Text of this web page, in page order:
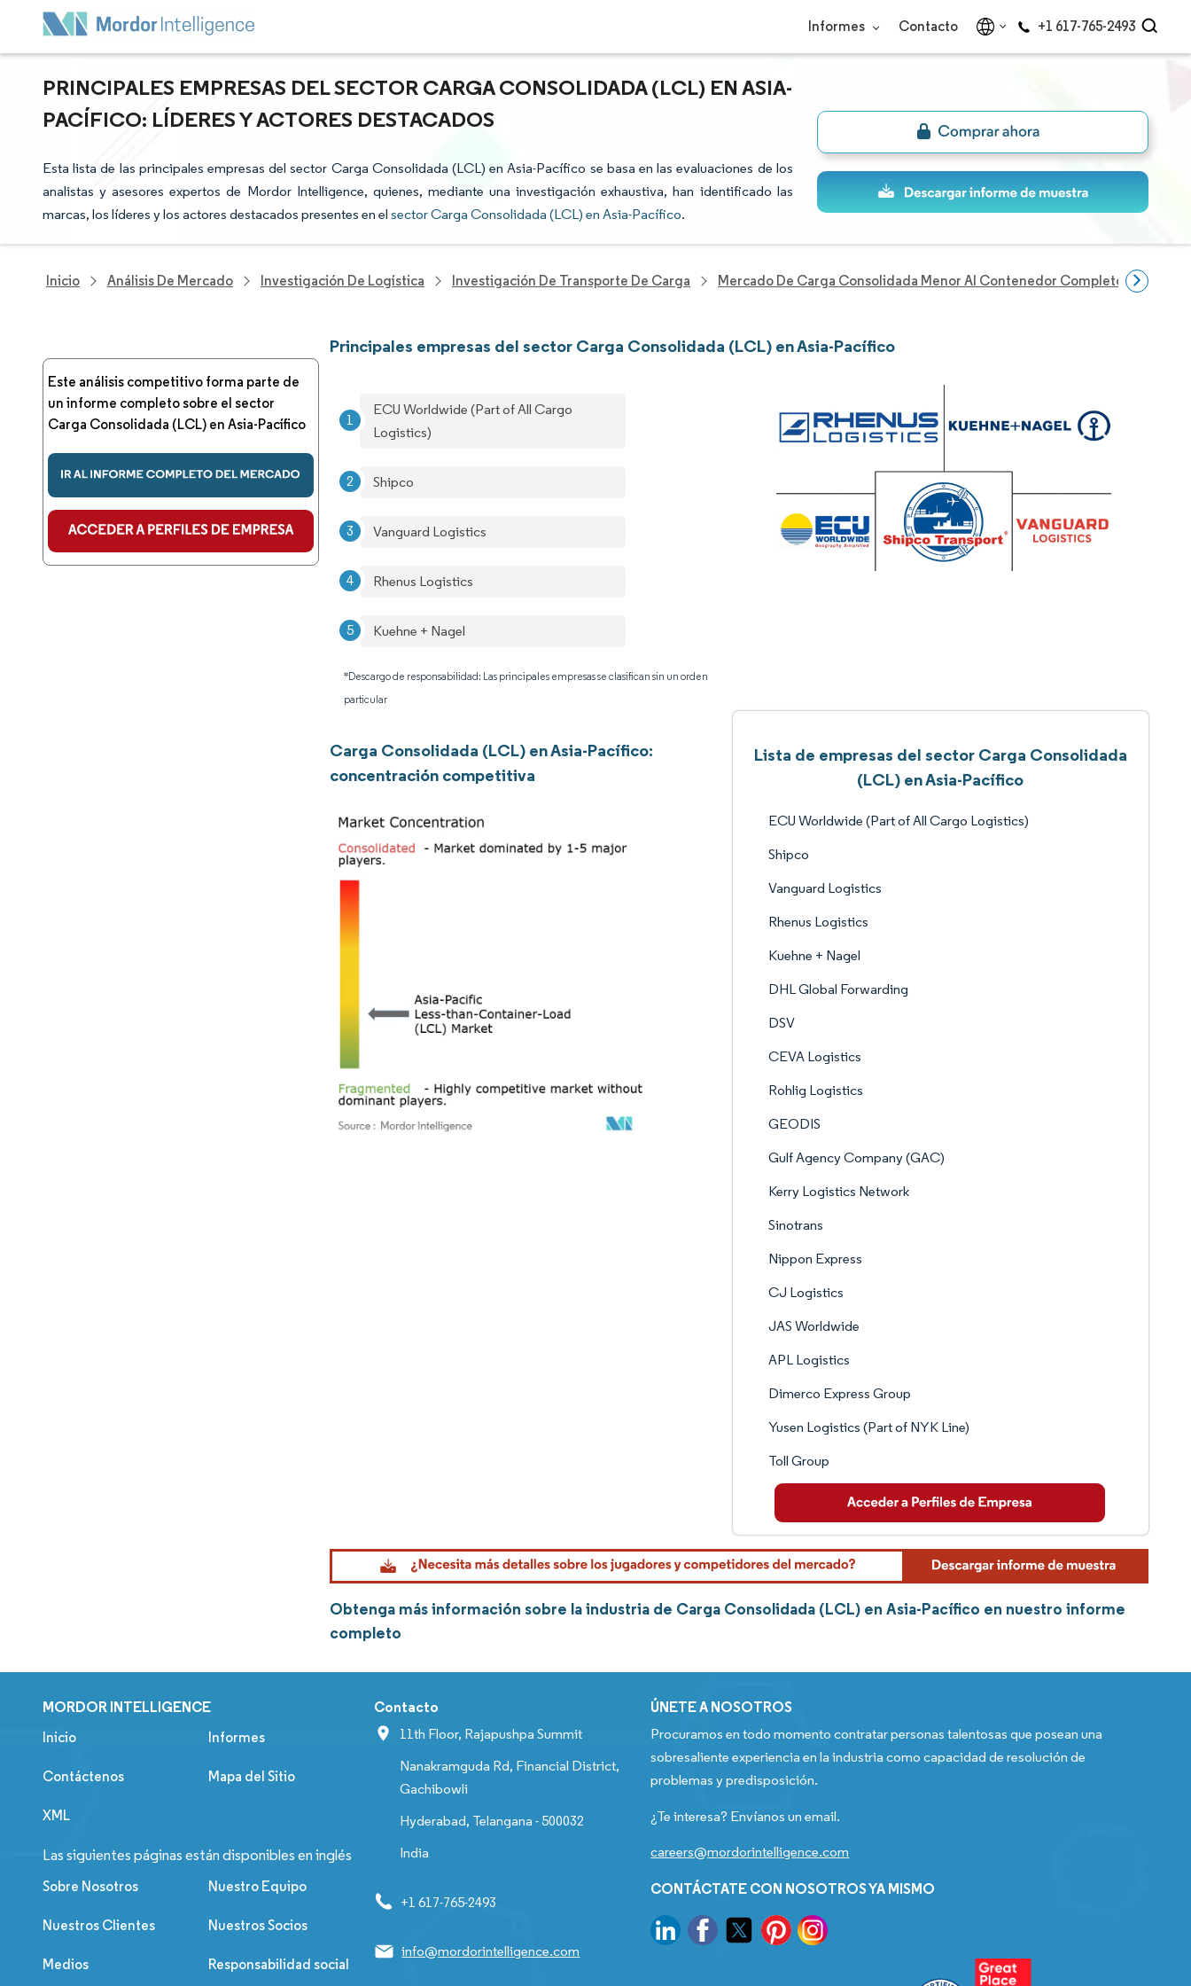
Informes Contacto +1 617-765-2493
PRINCIPALES EMPRESAS DEL SECTOR CARGA CONSOLIDADA (LCL) EN ASIA-
PACÍFICO: LÍDERES Y ACTORES DESTACADOS
Esta lista de las principales empresas del sector Carga Consolidada (LCL) en Asia-Pacífico se basa en las evaluaciones de los
analistas y asesores expertos de Mordor Intelligence, quienes, mediante una investigación exhaustiva, han identificado las
marcas, los líderes y los actores destacados presentes en el sector Carga Consolidada (LCL) en Asia-Pacífico.
Inicio Análisis De Mercado Investigación De Logística Investigación De Transporte De Carga Mercado De Carga Consolidada Menor Al Contenedor Completo (LCL) De
Este análisis competitivo forma parte de
un informe completo sobre el sector
Carga Consolidada (LCL) en Asia-Pacífico
Principales empresas del sector Carga Consolidada (LCL) en Asia-Pacífico
ECU Worldwide (Part of All Cargo
Logistics)
Shipco
Vanguard Logistics
Rhenus Logistics
Kuehne + Nagel
*Descargo de responsabilidad: Las principales empresas se clasifican sin un orden
particular
Carga Consolidada (LCL) en Asia-Pacífico:
concentración competitiva
Lista de empresas del sector Carga Consolidada
(LCL) en Asia-Pacífico
ECU Worldwide (Part of All Cargo Logistics)
Shipco
Vanguard Logistics
Rhenus Logistics
Kuehne + Nagel
DHL Global Forwarding
DSV
CEVA Logistics
Rohlig Logistics
GEODIS
Gulf Agency Company (GAC)
Kerry Logistics Network
Sinotrans
Nippon Express
CJ Logistics
JAS Worldwide
APL Logistics
Dimerco Express Group
Yusen Logistics (Part of NYK Line)
Toll Group
Obtenga más información sobre la industria de Carga Consolidada (LCL) en Asia-Pacífico en nuestro informe
completo
MORDOR INTELLIGENCE
Inicio Informes
Contáctenos Mapa del Sitio
XML
Las siguientes páginas están disponibles en inglés
Sobre Nosotros Nuestro Equipo
Nuestros Clientes Nuestros Socios
Medios Responsabilidad social
Contacto
11th Floor, Rajapushpa Summit
Nanakramguda Rd, Financial District,
Gachibowli
Hyderabad, Telangana - 500032
India
+1 617-765-2493
info@mordorintelligence.com
ÚNETE A NOSOTROS
Procuramos en todo momento contratar personas talentosas que posean una
sobresaliente experiencia en la industria como capacidad de resolución de
problemas y predisposición.
¿Te interesa? Envíanos un email.
careers@mordorintelligence.com
CONTÁCTATE CON NOSOTROS YA MISMO